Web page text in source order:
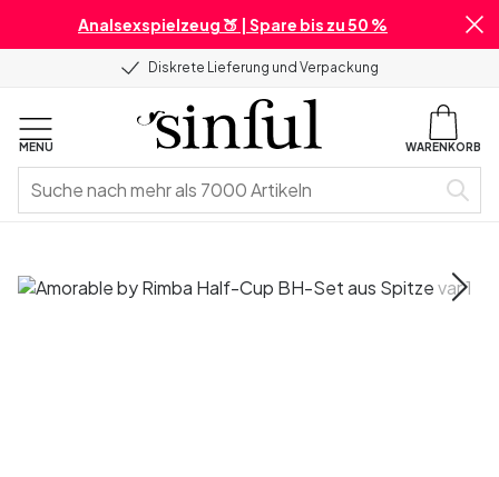
Analsexspielzeug 🍑 | Spare bis zu 50 %
Diskrete Lieferung und Verpackung
MENU WARENKORB